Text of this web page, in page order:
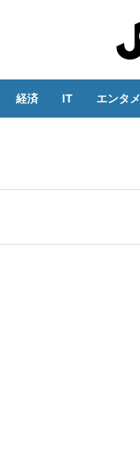
経済 IT エンタメ